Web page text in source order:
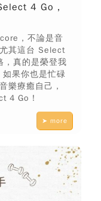
4 Go，
，不論是音
其這台 Select
，真的是榮登我
果你也是忙碌
樂療癒自己，
4 Go！
➤ more